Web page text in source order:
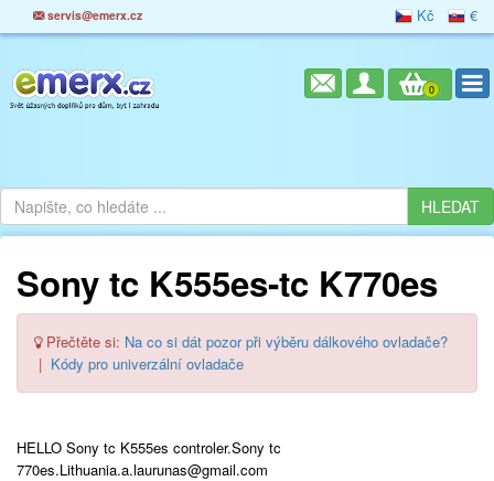
servis@emerx.cz Kč €
0
Sony tc K555es-tc K770es
Přečtěte si: Na co si dát pozor při výběru dálkového ovladače?
| Kódy pro univerzální ovladače
HELLO Sony tc K555es controler.Sony tc
770es.Lithuania.a.laurunas@gmail.com